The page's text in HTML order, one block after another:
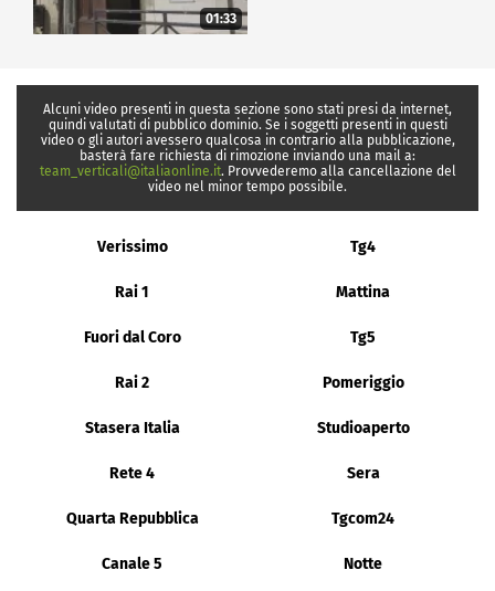
01:33
Alcuni video presenti in questa sezione sono stati presi da internet,
quindi valutati di pubblico dominio. Se i soggetti presenti in questi
video o gli autori avessero qualcosa in contrario alla pubblicazione,
basterà fare richiesta di rimozione inviando una mail a:
team_verticali@italiaonline.it. Provvederemo alla cancellazione del
video nel minor tempo possibile.
Verissimo Tg4
Rai 1 Mattina
Fuori dal Coro Tg5
Rai 2 Pomeriggio
Stasera Italia Studioaperto
Rete 4 Sera
Quarta Repubblica Tgcom24
Canale 5 Notte